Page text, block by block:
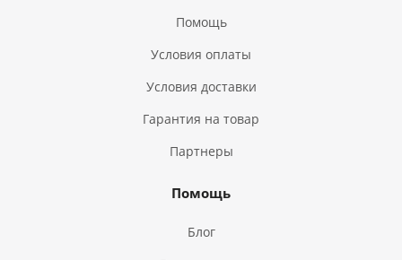
Помощь
Условия оплаты
Условия доставки
Гарантия на товар
Партнеры
Помощь
Блог